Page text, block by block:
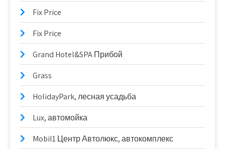
Fix Price
Fix Price
Grand Hotel&SPA Прибой
Grass
HolidayPark, лесная усадьба
Lux, автомойка
Mobil1 Центр Автолюкс, автокомплекс